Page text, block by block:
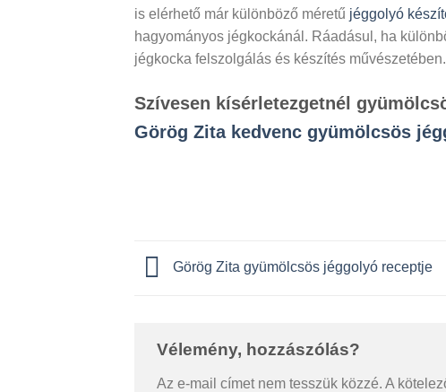
is elérhető már különböző méretű jéggolyó
hagyományos jégkockánál. Ráadásul, ha
jégkocka felszolgálás és készítés művészetében.
Szívesen kísérletezgetnél
Görög Zita kedvenc gyümölcsös
Görög Zita gyümölcsös jéggolyó receptje
Vélemény, hozzászólás?
Az e-mail címet nem tesszük közzé. A
Alternative: